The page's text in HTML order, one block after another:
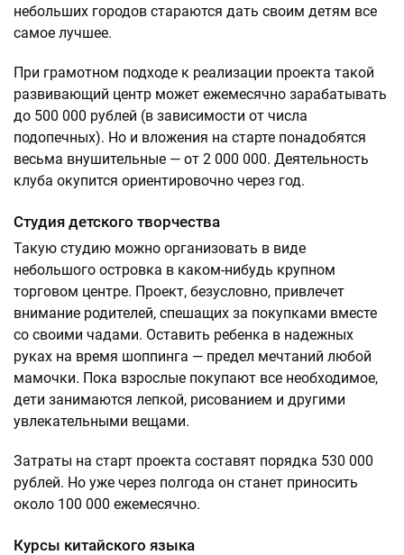
небольших городов стараются дать своим детям все
самое лучшее.
При грамотном подходе к реализации проекта такой
развивающий центр может ежемесячно зарабатывать
до 500 000 рублей (в зависимости от числа
подопечных). Но и вложения на старте понадобятся
весьма внушительные — от 2 000 000. Деятельность
клуба окупится ориентировочно через год.
Студия детского творчества
Такую студию можно организовать в виде
небольшого островка в каком-нибудь крупном
торговом центре. Проект, безусловно, привлечет
внимание родителей, спешащих за покупками вместе
со своими чадами. Оставить ребенка в надежных
руках на время шоппинга — предел мечтаний любой
мамочки. Пока взрослые покупают все необходимое,
дети занимаются лепкой, рисованием и другими
увлекательными вещами.
Затраты на старт проекта составят порядка 530 000
рублей. Но уже через полгода он станет приносить
около 100 000 ежемесячно.
Курсы китайского языка